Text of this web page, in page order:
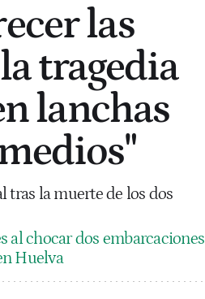
las
tragedia
lanchas
tras la muerte de los dos
al chocar dos embarcaciones
Huelva